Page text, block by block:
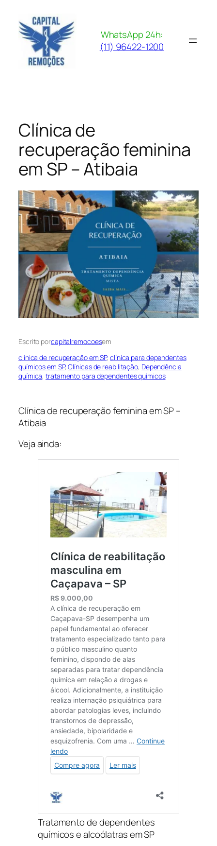
para
conteúdo
WhatsApp 24h:
(11) 96422-1200
Clínica de
recuperação feminina
em SP – Atibaia
Escrito porcapitalremocoesem
clínica de recuperação em SP, clínica para dependentes
químicos em SP, Clínicas de reabilitação, Dependência
química, tratamento para dependentes químicos
Clínica de recuperação feminina em SP –
Atibaia
Veja ainda:
Tratamento de dependentes
químicos e alcoólatras em SP